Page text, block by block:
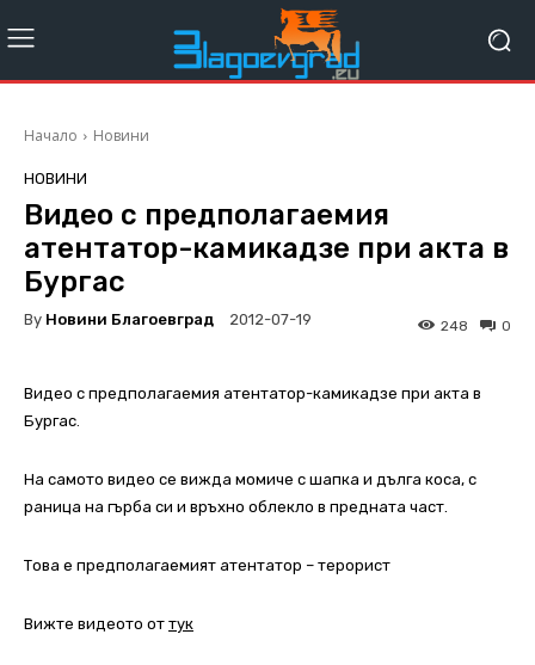
Начало Новини
НОВИНИ
Видео с предполагаемия
атентатор-камикадзе при акта в
Бургас
By Новини Благоевград 2012-07-19 0
248
Видео с предполагаемия атентатор-камикадзе при акта в
Бургас.
На самото видео се вижда момиче с шапка и дълга коса, с
раница на гърба си и връхно облекло в предната част.
Това е предполагаемият атентатор – терорист
Вижте видеото от тук